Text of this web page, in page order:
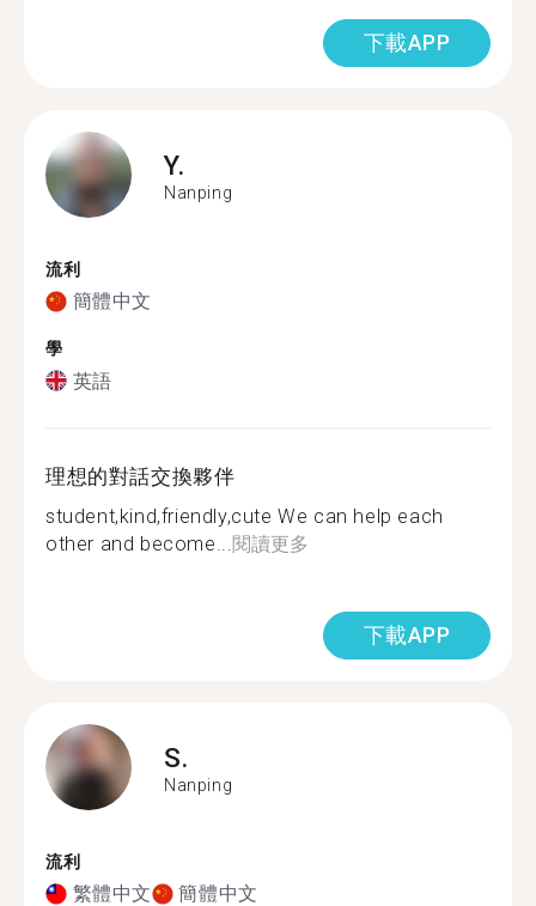
下載APP
Y.
Nanping
流利
簡體中文
學
英語
理想的對話交換夥伴
student,kind,friendly,cute We can help each
other and become... 閱讀更多
下載APP
S.
Nanping
流利
繁體中文 簡體中文